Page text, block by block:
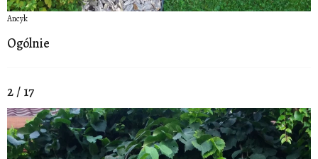
Ancyk
Ogólnie
2 / 17